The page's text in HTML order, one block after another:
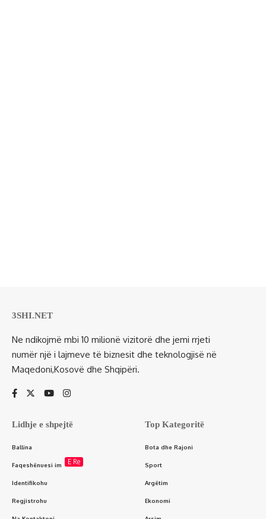
3SHI.NET
Ne ndikojmë mbi 10 milionë vizitorë dhe jemi rrjeti
numër një i lajmeve të biznesit dhe teknologjisë në
Maqedoni,Kosovë dhe Shqipëri.
Lidhje e shpejtë
Ballina
Faqeshënuesi im E Re
Identifikohu
Regjistrohu
Top Kategoritë
Bota dhe Rajoni
Sport
Argëtim
Ekonomi